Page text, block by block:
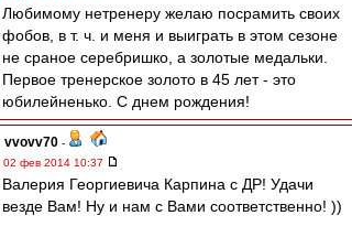
Любимому нетренеру желаю посрамить своих
фобов, в т. ч. и меня и выиграть в этом сезоне
не сраное серебришко, а золотые медальки.
Первое тренерское золото в 45 лет - это
юбилейненько. С днем рождения!
vvovv70 -
02 фев 2014 10:37
Валерия Георгиевича Карпина с ДР! Удачи
везде Вам! Ну и нам с Вами соответственно! ))